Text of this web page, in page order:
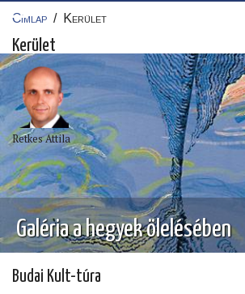
Címlap / Kerület
Kerület
Galéria a hegyek ölelésében
Retkes Attila
Budai Kult-túra